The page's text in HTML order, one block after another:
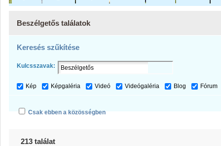
Beszélgetős találatok
Keresés szűkítése
Kulcsszavak:
Kép Képgaléria Videó Videógaléria Blog Fórum
Csak ebben a közösségben
213 találat